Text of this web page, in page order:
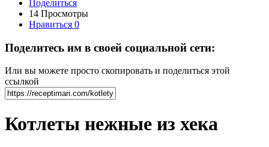
Поделиться
14 Просмотры
Нравиться 0
Поделитесь им в своей социальной сети:
Или вы можете просто скопировать и поделиться этой
ссылкой
Котлеты нежные из хека